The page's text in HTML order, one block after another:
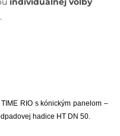
.
TIME RIO s kónickým panelom –
hadice HT DN 50.